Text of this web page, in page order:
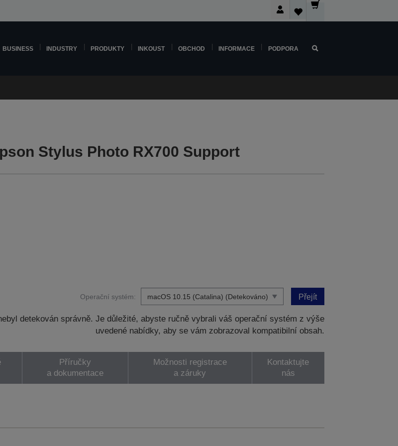
BUSINESS INDUSTRY PRODUKTY INKOUST OBCHOD INFORMACE PODPORA
Stylus Photo RX700 Support
Operační systém: Přejít
detekován správně. Je důležité, abyste ručně vybrali váš operační systém z výše
uvedené nabídky, aby se vám zobrazoval kompatibilní obsah.
Příručky
a dokumentace
Možnosti registrace
a záruky
Kontaktujte
nás